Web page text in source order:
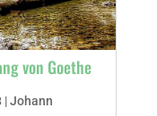
von Goethe
|Johann